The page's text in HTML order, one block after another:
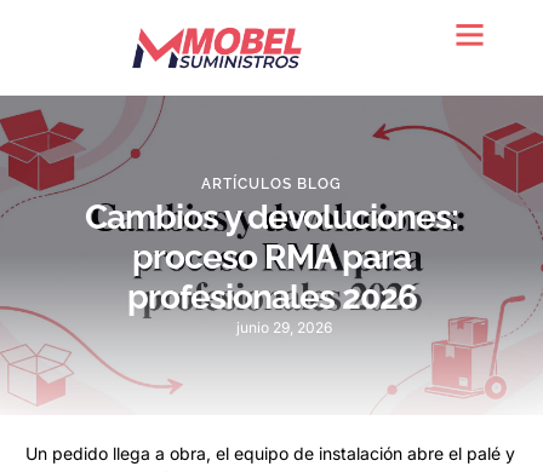
ARTÍCULOS BLOG
Cambios y devoluciones:
proceso RMA para
profesionales 2026
junio 29, 2026
Un pedido llega a obra, el equipo de instalación abre el palé y